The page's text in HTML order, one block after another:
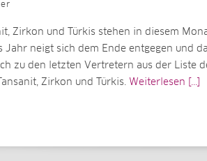
Zirkon und Türkis stehen in diesem
Jahr neigt sich dem Ende entgegen und
zu den letzten Vertretern aus der Liste
Zirkon und Türkis. Weiterlesen [...]